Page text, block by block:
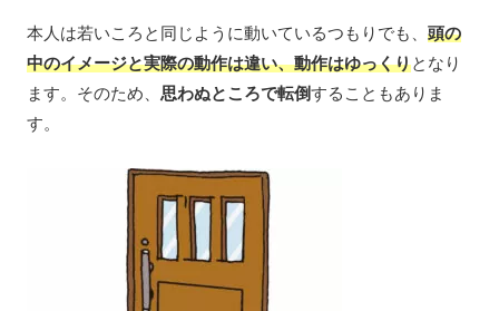
本人は若いころと同じように動いているつもりでも、 頭の
中のイメージと実際の動作は違い、動作はゆっくりとなり
ます。そのため、 思わぬところで転倒することもありま
す。